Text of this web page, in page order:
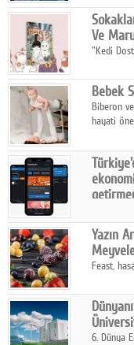
Ve
"Kedi
Bebek
Biberon
hayati
ekonomi
kurmayı
Yazın
Feast,
pratik,
6. Dünya